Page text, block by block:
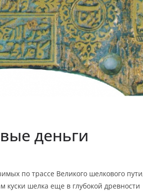
деньги
по трассе Великого шелкового
куски шелка еще в глубокой древности